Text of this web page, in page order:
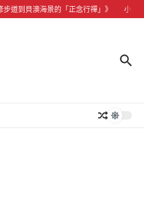
道到貝澳海景的「正念行禪」》 小型